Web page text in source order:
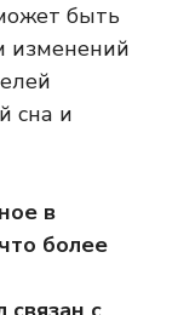
быть
изменений
сна и
в
более